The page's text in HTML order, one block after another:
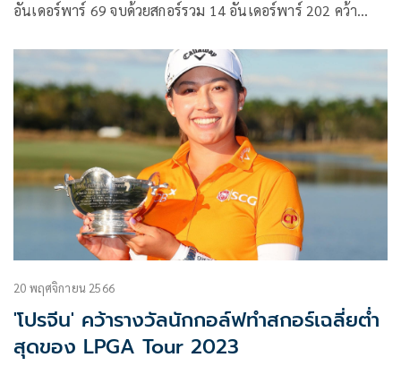
อันเดอร์พาร์ 69 จบด้วยสกอร์รวม 14 อันเดอร์พาร์ 202 คว้า
ดาห์ กอล์ฟ คอร์ส ประเทศอินโดนีเซีย เมื่อวันที่ 23 ธันวาคมที่
ผ่านมา พร้อมจูงมือ จารวี บุญจันทร์ คว้าแชมป์ประเภททีมไป
ด้วยสกอร์รวม 15 อันเดอร์พาร์ 417
20 พฤศจิกายน 2566
'โปรจีน' คว้ารางวัลนักกอล์ฟทำสกอร์เฉลี่ยต่ำ
สุดของ LPGA Tour 2023